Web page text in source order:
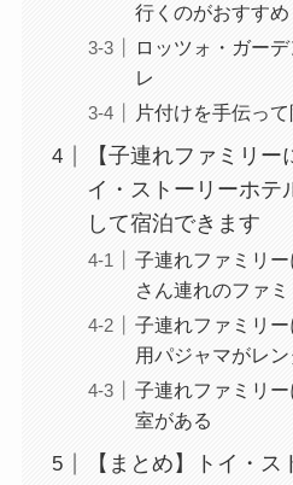
行くのがおすすめ
ロッツォ・ガー
レ
片付けを手伝っ
【子連れファミリ
イ・ストーリーホテ
して宿泊できます
子連れファミリ
さん連れのファ
子連れファミリ
用パジャマがレ
子連れファミリ
室がある
【まとめ】トイ・